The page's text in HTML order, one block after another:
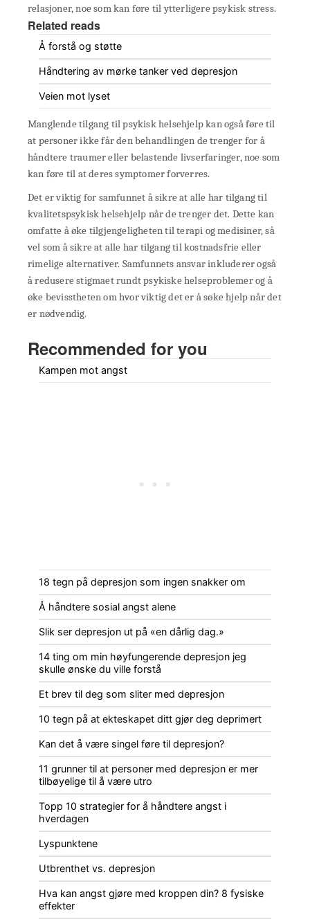
relasjoner, noe som kan føre til ytterligere psykisk stress.
Related reads
Å forstå og støtte
Håndtering av mørke tanker ved depresjon
Veien mot lyset
Manglende tilgang til psykisk helsehjelp kan også føre til
at personer ikke får den behandlingen de trenger for å
håndtere traumer eller belastende livserfaringer, noe som
kan føre til at deres symptomer forverres.
Det er viktig for samfunnet å sikre at alle har tilgang til
kvalitetspsykisk helsehjelp når de trenger det. Dette kan
omfatte å øke tilgjengeligheten til terapi og medisiner, så
vel som å sikre at alle har tilgang til kostnadsfrie eller
rimelige alternativer. Samfunnets ansvar inkluderer også
å redusere stigmaet rundt psykiske helseproblemer og å
øke bevisstheten om hvor viktig det er å søke hjelp når det
er nødvendig.
Recommended for you
Kampen mot angst
18 tegn på depresjon som ingen snakker om
Å håndtere sosial angst alene
Slik ser depresjon ut på «en dårlig dag.»
14 ting om min høyfungerende depresjon jeg
skulle ønske du ville forstå
Et brev til deg som sliter med depresjon
10 tegn på at ekteskapet ditt gjør deg deprimert
Kan det å være singel føre til depresjon?
11 grunner til at personer med depresjon er mer
tilbøyelige til å være utro
Topp 10 strategier for å håndtere angst i
hverdagen
Lyspunktene
Utbrenthet vs. depresjon
Hva kan angst gjøre med kroppen din? 8 fysiske
effekter